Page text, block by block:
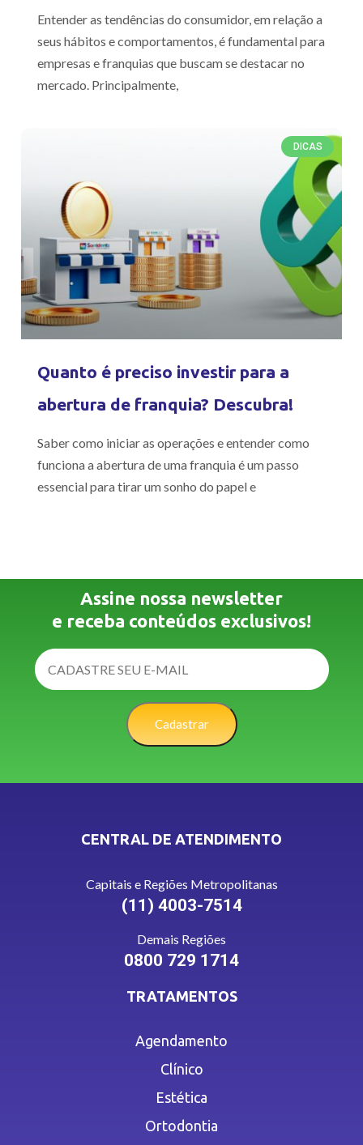
Entender as tendências do consumidor, em relação a
seus hábitos e comportamentos, é fundamental para
empresas e franquias que buscam se destacar no
mercado. Principalmente,
DICAS
Quanto é preciso investir para a
abertura de franquia? Descubra!
Saber como iniciar as operações e entender como
funciona a abertura de uma franquia é um passo
essencial para tirar um sonho do papel e
Assine nossa newsletter
e receba conteúdos exclusivos!
Cadastrar
CENTRAL DE ATENDIMENTO
Capitais e Regiões Metropolitanas
(11) 4003-7514
Demais Regiões
0800 729 1714
TRATAMENTOS
Agendamento
Clínico
Estética
Ortodontia